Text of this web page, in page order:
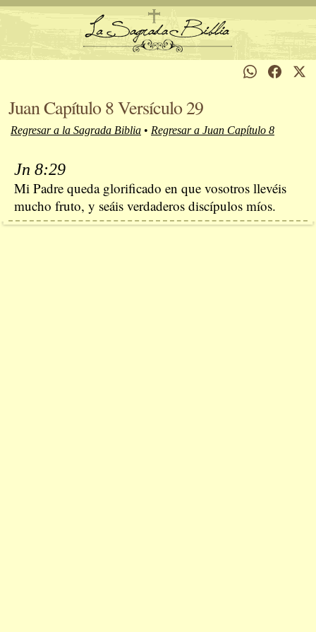
Juan Capítulo 8 Versículo 29
Regresar a la Sagrada Biblia • Regresar a Juan Capítulo 8
Jn 8:29
Mi Padre queda glorificado en que vosotros llevéis
mucho fruto, y seáis verdaderos discípulos míos.